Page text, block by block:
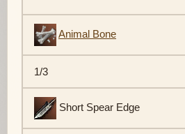
Animal Bone
1/3
Short Spear Edge